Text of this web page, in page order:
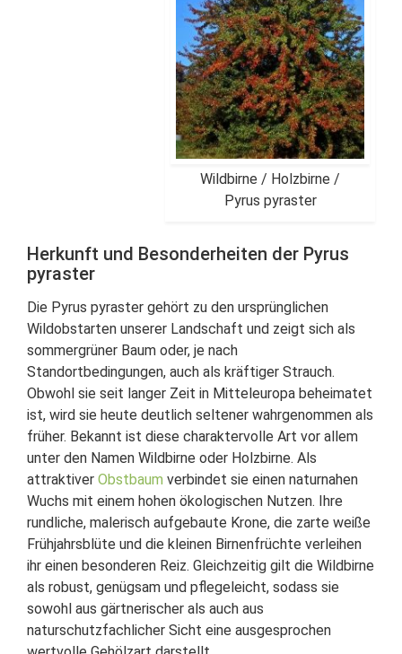
Wildbirne / Holzbirne /
Pyrus pyraster
Herkunft und Besonderheiten der Pyrus
pyraster
Die Pyrus pyraster gehört zu den ursprünglichen
Wildobstarten unserer Landschaft und zeigt sich als
sommergrüner Baum oder, je nach
Standortbedingungen, auch als kräftiger Strauch.
Obwohl sie seit langer Zeit in Mitteleuropa beheimatet
ist, wird sie heute deutlich seltener wahrgenommen als
früher. Bekannt ist diese charaktervolle Art vor allem
unter den Namen Wildbirne oder Holzbirne. Als
attraktiver Obstbaum verbindet sie einen naturnahen
Wuchs mit einem hohen ökologischen Nutzen. Ihre
rundliche, malerisch aufgebaute Krone, die zarte weiße
Frühjahrsblüte und die kleinen Birnenfrüchte verleihen
ihr einen besonderen Reiz. Gleichzeitig gilt die Wildbirne
als robust, genügsam und pflegeleicht, sodass sie
sowohl aus gärtnerischer als auch aus
naturschutzfachlicher Sicht eine ausgesprochen